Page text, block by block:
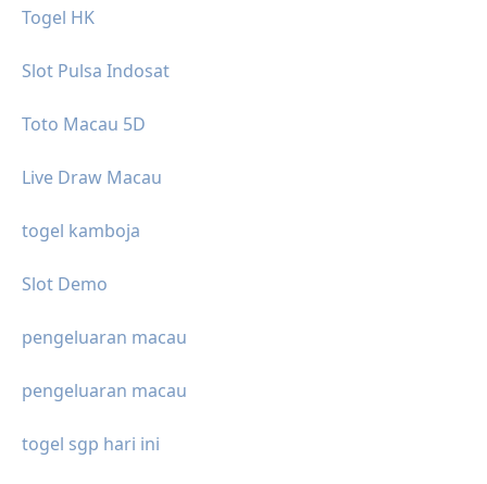
Togel HK
Slot Pulsa Indosat
Toto Macau 5D
Live Draw Macau
togel kamboja
Slot Demo
pengeluaran macau
pengeluaran macau
togel sgp hari ini